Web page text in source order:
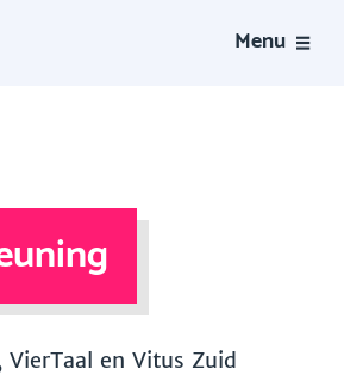
Menu
VierTaal en Vitus Zuid